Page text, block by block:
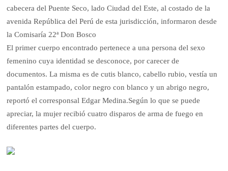
cabecera del Puente Seco, lado Ciudad del Este, al costado de la
avenida República del Perú de esta jurisdicción, informaron desde
la Comisaría 22ª Don Bosco
El primer cuerpo encontrado pertenece a una persona del sexo
femenino cuya identidad se desconoce, por carecer de
documentos. La misma es de cutis blanco, cabello rubio, vestía un
pantalón estampado, color negro con blanco y un abrigo negro,
reportó el corresponsal Edgar Medina.Según lo que se puede
apreciar, la mujer recibió cuatro disparos de arma de fuego en
diferentes partes del cuerpo.